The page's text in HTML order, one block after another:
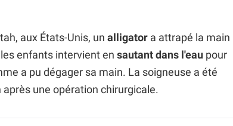
aux États-Unis, un alligator a attrapé la main
enfants intervient en sautant dans l'eau pour
a pu dégager sa main. La soigneuse a été
une opération chirurgicale.